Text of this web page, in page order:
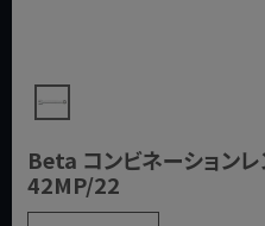
Beta コンビネーション
42MP/22